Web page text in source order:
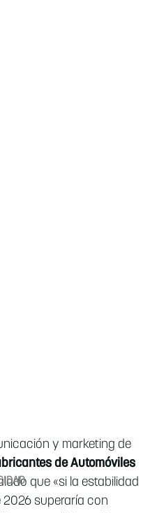
y marketing de
de Automóviles
que «si la estabilidad
2026 superaría con